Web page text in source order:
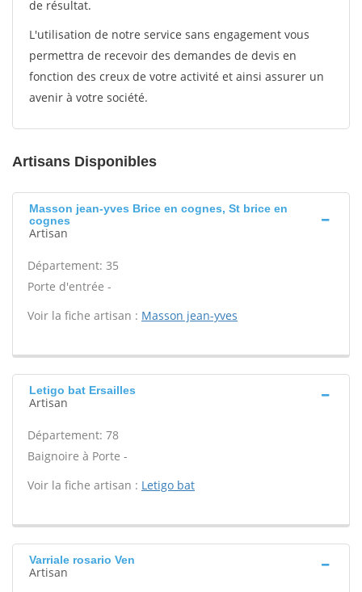
de résultat.
L'utilisation de notre service sans engagement vous
permettra de recevoir des demandes de devis en
fonction des creux de votre activité et ainsi assurer un
avenir à votre société.
Artisans Disponibles
Masson jean-yves Brice en cognes, St brice en
cognes
Artisan
Département: 35
Porte d'entrée -
Voir la fiche artisan : Masson jean-yves
Letigo bat Ersailles
Artisan
Département: 78
Baignoire à Porte -
Voir la fiche artisan : Letigo bat
Varriale rosario Ven
Artisan